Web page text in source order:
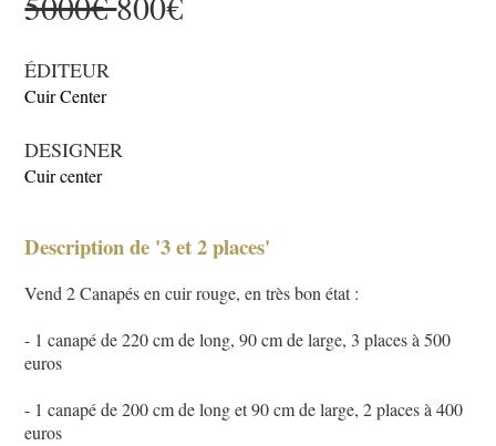
ÉDITEUR
Cuir Center
DESIGNER
Cuir center
Description de '3 et 2 places'
Vend 2 Canapés en cuir rouge, en très bon état :
- 1 canapé de 220 cm de long, 90 cm de large, 3 places à 500
euros
- 1 canapé de 200 cm de long et 90 cm de large, 2 places à 400
euros